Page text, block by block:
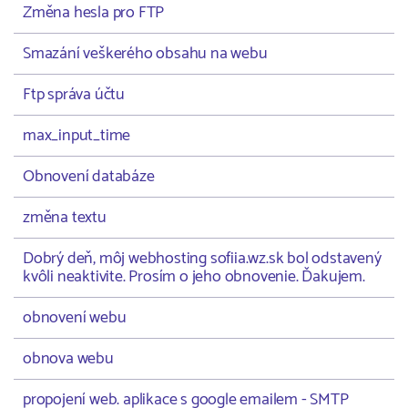
Změna hesla pro FTP
Smazání veškerého obsahu na webu
Ftp správa účtu
max_input_time
Obnovení databáze
změna textu
Dobrý deň, môj webhosting sofiia.wz.sk bol odstavený
kvôli neaktivite. Prosím o jeho obnovenie. Ďakujem.
obnovení webu
obnova webu
propojení web. aplikace s google emailem - SMTP